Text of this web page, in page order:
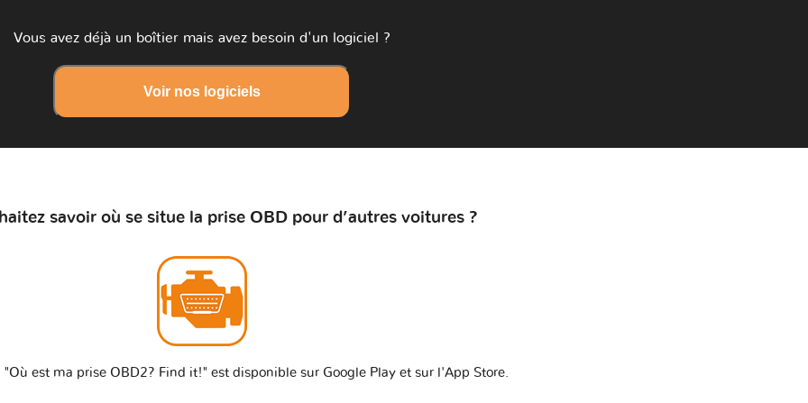
Vous avez déjà un boîtier mais avez besoin d'un logiciel ?
Voir nos logiciels
savoir où se situe la prise OBD pour d’autres voitures ?
est ma prise OBD2? Find it!" est disponible sur Google Play et sur l'App Store.